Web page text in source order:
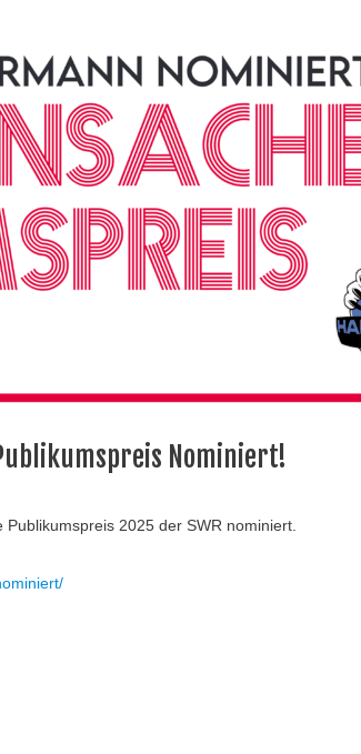
Nominiert!
Publikumspreis 2025 der SWR nominiert.